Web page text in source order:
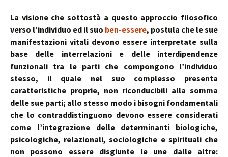
La visione che sottostà a questo approccio filosofico
verso l’individuo ed il suo ben-essere, postula che le sue
manifestazioni vitali devono essere interpretate sulla
base delle interrelazioni e delle interdipendenze
funzionali tra le parti che compongono l’individuo
stesso, il quale nel suo complesso presenta
caratteristiche proprie, non riconducibili alla somma
delle sue parti; allo stesso modo i bisogni fondamentali
che lo contraddistinguono devono essere considerati
come l’integrazione delle determinanti biologiche,
psicologiche, relazionali, sociologiche e spirituali che
non possono essere disgiunte le une dalle altre: